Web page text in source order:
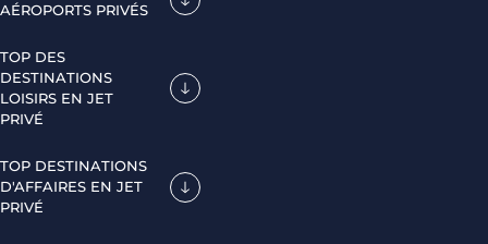
AÉROPORTS PRIVÉS
TOP DES
DESTINATIONS
LOISIRS EN JET
PRIVÉ
TOP DESTINATIONS
D'AFFAIRES EN JET
PRIVÉ